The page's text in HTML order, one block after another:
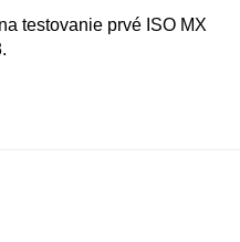
testovanie prvé ISO MX